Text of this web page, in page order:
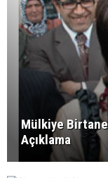
Mülkiye
Açıklama